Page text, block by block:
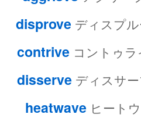
disprove ディスプ
contrive コントゥ
disserve ディスサ
heatwave ヒート